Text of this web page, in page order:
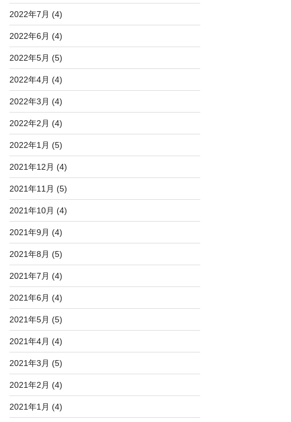
2022年7月 (4)
2022年6月 (4)
2022年5月 (5)
2022年4月 (4)
2022年3月 (4)
2022年2月 (4)
2022年1月 (5)
2021年12月 (4)
2021年11月 (5)
2021年10月 (4)
2021年9月 (4)
2021年8月 (5)
2021年7月 (4)
2021年6月 (4)
2021年5月 (5)
2021年4月 (4)
2021年3月 (5)
2021年2月 (4)
2021年1月 (4)